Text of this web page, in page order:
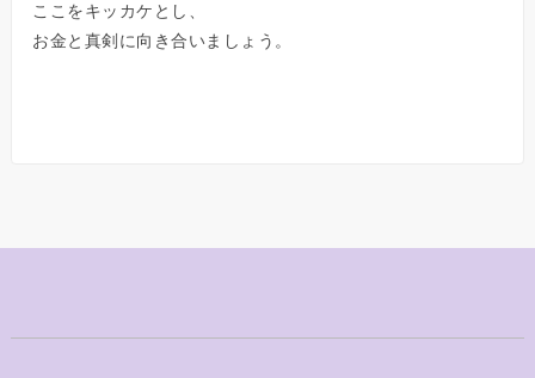
ここをキッカケとし、
お金と真剣に向き合いましょう。